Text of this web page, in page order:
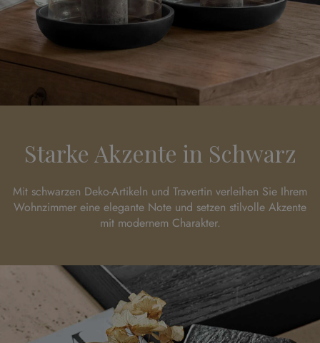
Starke Akzente in Schwarz
Mit schwarzen Deko-Artikeln und Travertin verleihen Sie Ihrem
Wohnzimmer eine elegante Note und setzen stilvolle Akzente
mit modernem Charakter.